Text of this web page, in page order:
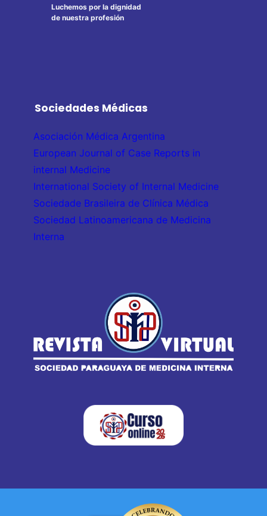
Luchemos por la dignidad
de nuestra profesión
Sociedades Médicas
Asociación Médica Argentina
European Journal of Case Reports in
internal Medicine
International Society of Internal Medicine
Sociedade Brasileira de Clínica Médica
Sociedad Latinoamericana de Medicina
Interna